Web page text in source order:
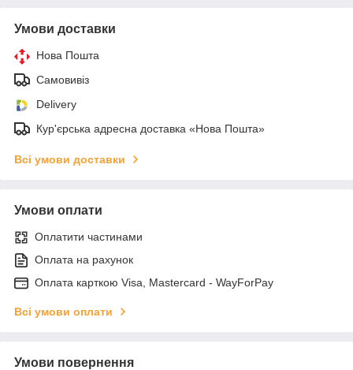
Умови доставки
Нова Пошта
Самовивіз
Delivery
Кур'єрська адресна доставка «Нова Пошта»
Всі умови доставки
Умови оплати
Оплатити частинами
Оплата на рахунок
Оплата карткою Visa, Mastercard - WayForPay
Всі умови оплати
Умови повернення